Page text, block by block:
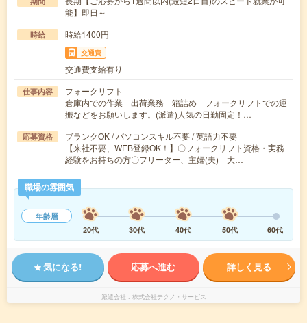
能】即日～
時給 時給1400円
交通費
交通費支給有り
仕事内容
フォークリフト
倉庫内での作業 出荷業務 箱詰め フォークリフトでの運
搬などをお願いします。(派遣)人気の日勤固定！…
応募資格
ブランクOK / パソコンスキル不要 / 英語力不要
【来社不要、WEB登録OK！】〇フォークリフト資格・実務
経験をお持ちの方〇フリーター、主婦(夫) 大…
職場の雰囲気
年齢層
20代
30代 40代 50代 60代
気になる! 応募へ進む 詳しく見る
派遣会社 株式会社テクノ・サービス